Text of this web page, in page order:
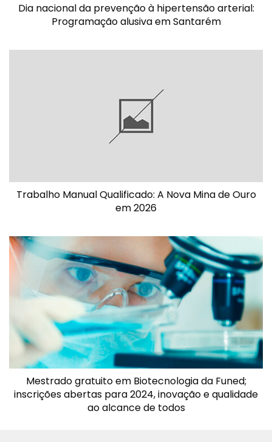
Dia nacional da prevenção à hipertensão arterial:
Programação alusiva em Santarém
Trabalho Manual Qualificado: A Nova Mina de Ouro
em 2026
Mestrado gratuito em Biotecnologia da Funed;
inscrições abertas para 2024, inovação e qualidade
ao alcance de todos